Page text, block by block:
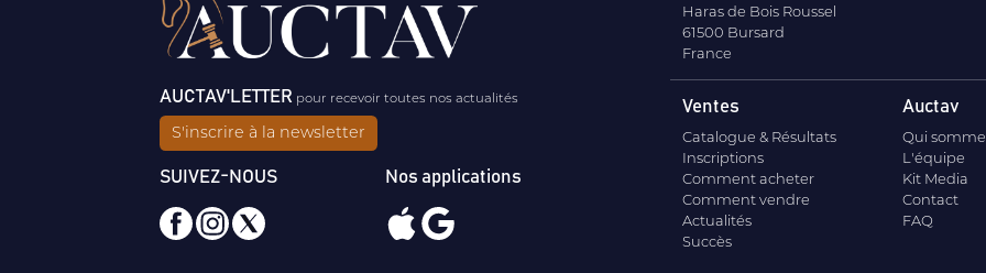
AUCTAV'LETTER pour recevoir toutes nos actualités
S'inscrire à la newsletter
SUIVEZ-NOUS Nos applications
Haras de Bois Roussel
61500 Bursard
France
Ventes
Catalogue & Résultats
Inscriptions
Comment acheter
Comment vendre
Actualités
Succès
Auctav
Qui
L'équipe
Kit Media
Contact
FAQ